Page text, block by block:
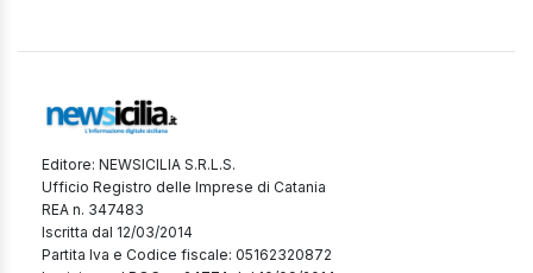
Editore: NEWSICILIA S.R.L.S.
Ufficio Registro delle Imprese di Catania
REA n. 347483
Iscritta dal 12/03/2014
Partita Iva e Codice fiscale: 05162320872